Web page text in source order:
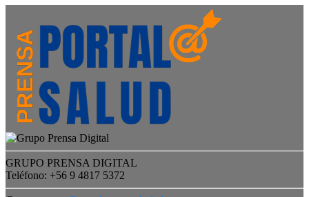
GRUPO PRENSA DIGITAL
Teléfono: +56 9 4817 5372